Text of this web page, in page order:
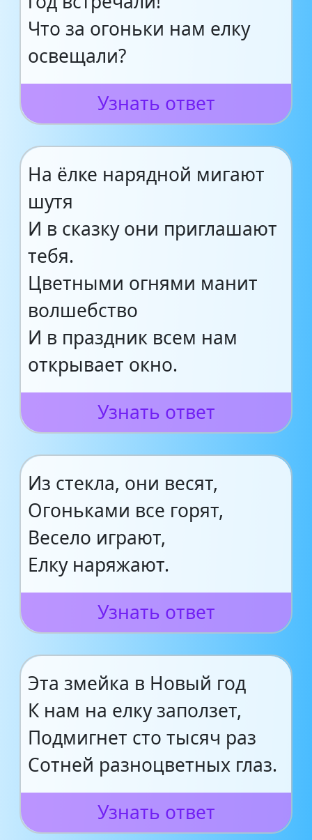
Что за огоньки нам елку
освещали?
Узнать ответ
На ёлке нарядной мигают
шутя
И в сказку они приглашают
тебя.
Цветными огнями манит
волшебство
И в праздник всем нам
открывает окно.
Узнать ответ
Из стекла, они весят,
Огоньками все горят,
Весело играют,
Елку наряжают.
Узнать ответ
Эта змейка в Новый год
К нам на елку заползет,
Подмигнет сто тысяч раз
Сотней разноцветных глаз.
Узнать ответ